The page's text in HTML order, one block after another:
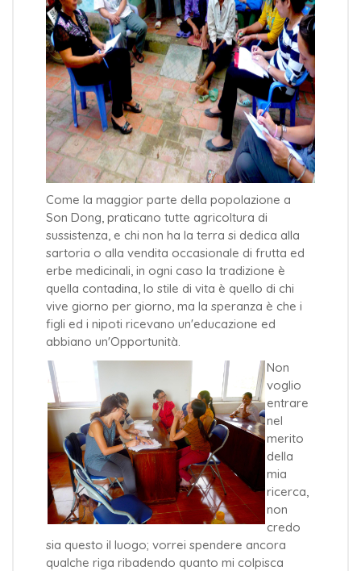
Come la maggior parte della popolazione a
Son Dong, praticano tutte agricoltura di
sussistenza, e chi non ha la terra si dedica alla
sartoria o alla vendita occasionale di frutta ed
erbe medicinali, in ogni caso la tradizione è
quella contadina, lo stile di vita è quello di chi
vive giorno per giorno, ma la speranza è che i
figli ed i nipoti ricevano un'educazione ed
abbiano un'Opportunità.
Non
voglio
entrare
nel
merito
della
mia
ricerca,
non
credo
sia questo il luogo; vorrei spendere ancora
qualche riga ribadendo quanto mi colpisca